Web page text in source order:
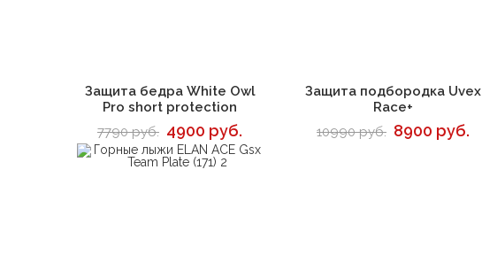
В корзину
Защита бедра White Owl
Pro short protection
7790 руб. 4900 руб.
В корзину
Защита подбородка Uvex
Race+
10990 руб. 8900 руб.